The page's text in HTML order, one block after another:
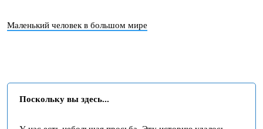
Маленький человек в большом мире
Поскольку вы здесь...